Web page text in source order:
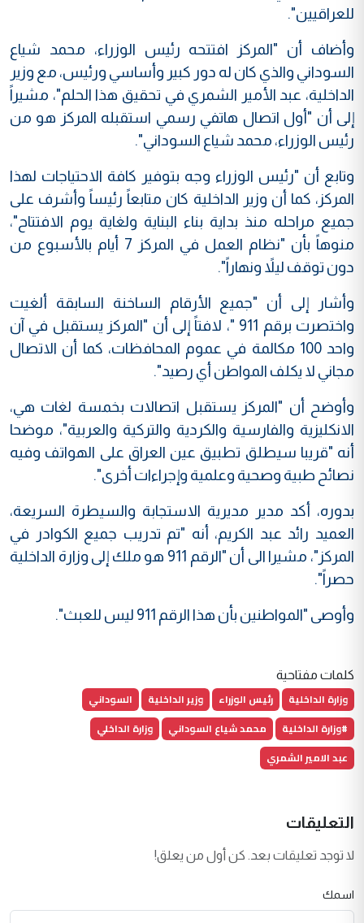
للعراقيين".
وأضاف أن "المركز افتتحه رئيس الوزراء، محمد شياع
السوداني والذي كان له دور كبير وأساسي ورئيس، مع وزير
الداخلية، عبد الأمير الشمري في تحقيق هذا الحلم"، مشيراً
إلى أن "أول اتصال هاتفي رسمي استقبله المركز هو من
رئيس الوزراء، محمد شياع السوداني".
وتابع أن "رئيس الوزراء وجه بتوفير كافة الاحتياجات لهذا
المركز، كما أن وزير الداخلية كان متابعاً رئيساً وأشرف على
جميع مراحله منذ بداية بناء البناية ولغاية يوم الافتتاح"،
منوهاً بأن "نظام العمل في المركز 7 أيام بالأسبوع من
دون توقف ليلاً ونهاراً".
وأشار إلى أن "جميع الأرقام الساخنة السابقة ألغيت
واختصرت برقم 911 "، لافتاً إلى أن "المركز يستقبل في آن
واحد 100 مكالمة في عموم المحافظات، كما أن الاتصال
مجاني لا يكلف المواطن أي رصيد".
وأوضح أن "المركز يستقبل اتصالات بخمسة لغات هي،
الانكليزية والفارسية والكردية والتركية والعربية"، موضحا
أنه "قريبا سيطلق تطبيق عين العراق على الهواتف وفيه
نصائح طبية وصحية وعلمية وإجراءات أخرى".
بدوره، أكد مدير مديرية الاستجابة والسيطرة السريعة،
العميد رائد عبد الكريم، أنه "تم تدريب جميع الكوادر في
المركز"، مشيرا الى أن "الرقم 911 هو ملك إلى وزارة الداخلية
حصراً".
وأوصى "المواطنين بأن هذا الرقم 911 ليس للعبث".
كلمات مفتاحية
وزارة الداخلية رئيس الوزراء وزير الداخلية
السوداني
#وزارة الداخلية
محمد شياع السوداني
وزارة الداخلي
عبد الامير الشمري
التعليقات
لا توجد تعليقات بعد. كن أول من يعلق!
اسمك